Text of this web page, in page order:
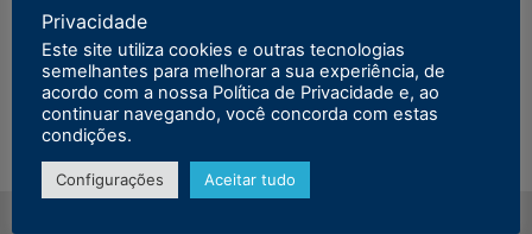
ENTRAR EM CONTATO
Privacidade
Este site utiliza cookies e outras tecnologias
semelhantes para melhorar a sua experiência, de
acordo com a nossa Política de Privacidade e, ao
continuar navegando, você concorda com estas
condições.
Configurações Aceitar tudo